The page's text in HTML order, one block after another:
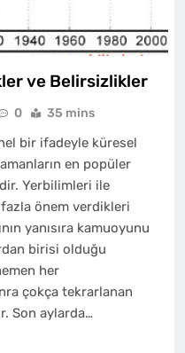
ve Belirsizlikler
0 35 mins
bir ifadeyle küresel
en popüler
Yerbilimleri ile
önem verdikleri
yanısıra kamuoyunu
birisi olduğu
her
çokça tekrarlanan
Son aylarda…